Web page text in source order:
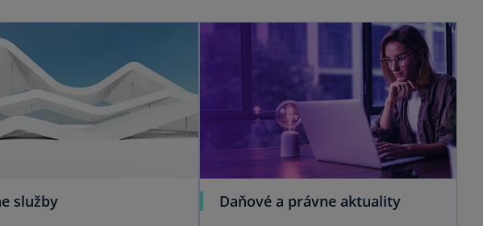
služby Daňové a právne aktualityo
opens in a new tab